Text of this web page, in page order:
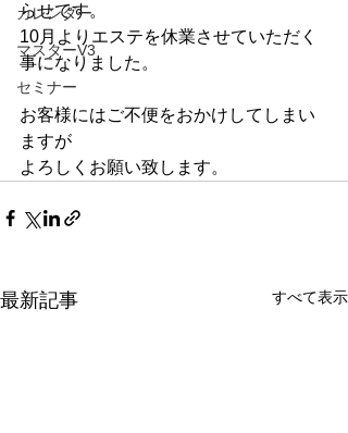
カレンダー
マスターV3
セミナー
らせです。
10月よりエステを休業させていただく
事になりました。
お客様にはご不便をおかけしてしまい
ますが
よろしくお願い致します。
最新記事 すべて表示